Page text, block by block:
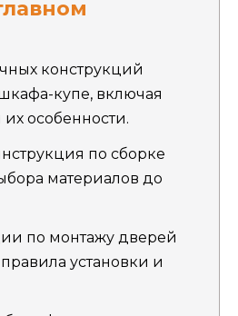
конструкций
купе, включая
особенности.
по сборке
материалов до
по монтажу дверей
установки и